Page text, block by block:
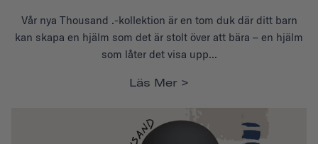
Vår nya Thousand .-kollektion är en tom duk där ditt barn
kan skapa en hjälm som det är stolt över att bära – en hjälm
som låter det visa upp...
Läs Mer